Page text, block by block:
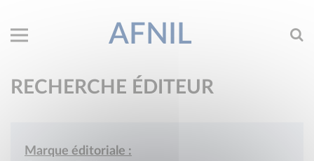
AFNIL
RECHERCHE ÉDITEUR
Marque éditoriale :